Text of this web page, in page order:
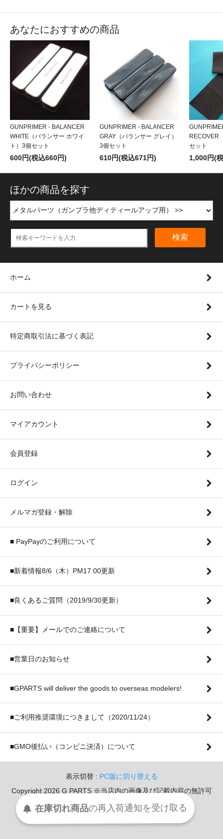
あなたにおすすめの商品
GUNPRIMER - BALANCER
WHITE（バランサー ホワイ
ト）3個セット
600円(税込660円)
GUNPRIMER - BALANCER
GRAY（バランサー グレイ）
3個セット
610円(税込671円)
RECOVER
セット
1,000円(
ほかの商品を探す
検索
ホーム
カートを見る
特定商取引法に基づく表記
プライバシーポリシー
お問い合わせ
マイアカウント
会員登録
ログイン
メルマガ登録・解除
■ PayPayのご利用について
■新着情報8/6（木）PM17:00更新
■良くあるご質問（2019/9/30更新）
■【重要】メールでのご連絡について
■営業日のお知らせ
■GPARTS will deliver the goods to overseas modelers!
■ご利用推奨環境につきまして（2020/11/24）
■GMO後払い（コンビニ決済）について
表示切替 : PC版に切り替える
Copyright 2026 G PARTS ※当店内の画像及び記載内容の無許可
在庫切れ商品の再入荷通知を受け取る